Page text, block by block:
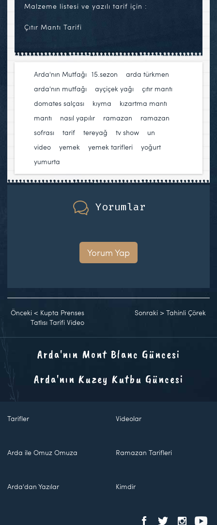
Malzeme listesi ve yazılı tarif için :
Çıtır Mantı Tarifi
Arda'nın Mutfağı 15.sezon arda türkmen
arda'nın mutfağı
ayçiçek yağı çıtır mantı
domates salçası
kıyma kızartma mantı
mantı
nasıl yapılır ramazan
ramazan
sofrası
tarif tereyağ tv show un
video
yemek yemek tarifleri yoğurt
yumurta
Yorumlar
Yorum Yap
Önceki < Kupta Prenses
Tatlısı Tarifi Video
Sonraki >Tahinli Çörek
Arda'nın Mont Blanc Güncesi
Arda'nın Kuzey Kutbu Güncesi
Tarifler Videolar
Arda ile Omuz Omuza Ramazan Tarifleri
Arda'dan Yazılar Kimdir